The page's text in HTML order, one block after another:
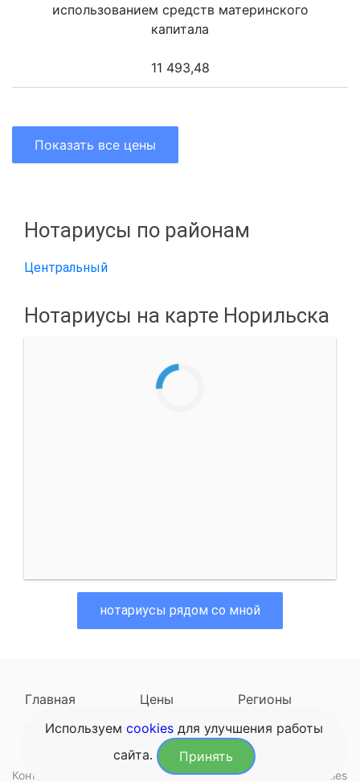
использованием средств материнского
капитала
11 493,48
Показать все цены
Нотариусы по районам
Центральный
Нотариусы на карте Норильска
нотариусы рядом со мной
Главная Цены
Регионы
Наследодатели
Задать вопрос
Контакты Обработка данных Конфиденциальность Cookies
Используем cookies для улучшения работы
сайта.
Принять